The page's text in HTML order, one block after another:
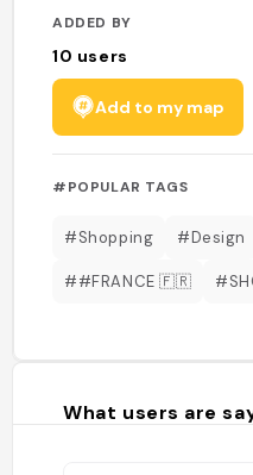
ADDED BY
10 users
Add to my map
#POPULAR TAGS
#Shopping #Design
##FRANCE 🇫🇷
What users are